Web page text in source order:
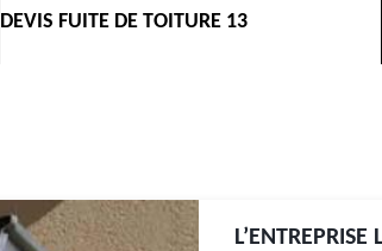
DEVIS FUITE DE TOITURE 13